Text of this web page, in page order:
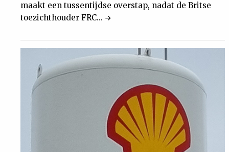
maakt een tussentijdse overstap, nadat de Britse
toezichthouder FRC...